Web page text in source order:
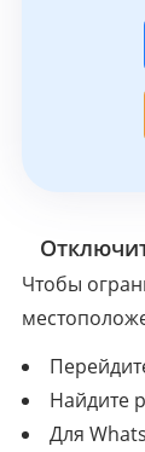
Чтобы
Найдите
Для